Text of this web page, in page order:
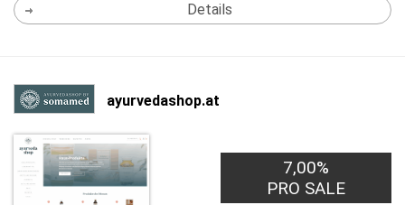
Details
ayurvedashop.at
7,00%
PRO SALE